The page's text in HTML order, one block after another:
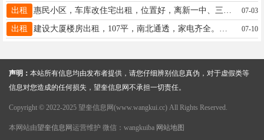
出租 07-03
出租 07-10
声明： 本站所有信息均由发布者提供，请您仔细辨别信息真伪，对于虚假类等
信息对您造成的任何损失，望奎信息网不承担一切责任。
Copyright © 2022-2025 望奎信息网(www.wangkui.cc) All Rights Reserved.
本网站由望奎信息网 运营维护 微信：wangkuiba 网站地图